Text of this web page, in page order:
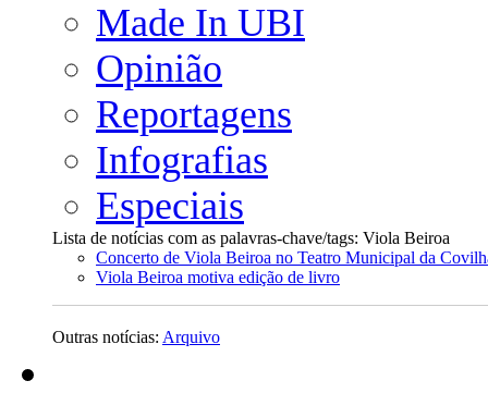
Made In UBI
Opinião
Reportagens
Infografias
Especiais
Lista de notícias com as palavras-chave/tags: Viola Beiroa
Concerto de Viola Beiroa no Teatro Municipal da
Viola Beiroa motiva edição de livro
Outras notícias: Arquivo